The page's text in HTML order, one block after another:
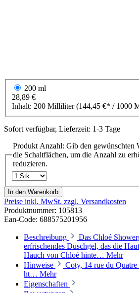
200 ml
28,89 €
Inhalt: 200 Milliliter(144,45 €* / 1000
Sofort verfügbar, Lieferzeit: 1-3 Tage
Produkt Anzahl: Gib den gewünschten
die Schaltflächen, um die Anzahl zu
reduzieren.
In den Warenkorb
Preise inkl. MwSt. zzgl. Versandkosten
Produktnummer: 105813
Ean-Code: 688575201956
Beschreibung
Das Chloé
erfrischendes Duschgel, das die
Hauch von Chloé hinte… Mehr
Hinweise
Coty, 14 rue du Quatre
ht… Mehr
Eigenschaften